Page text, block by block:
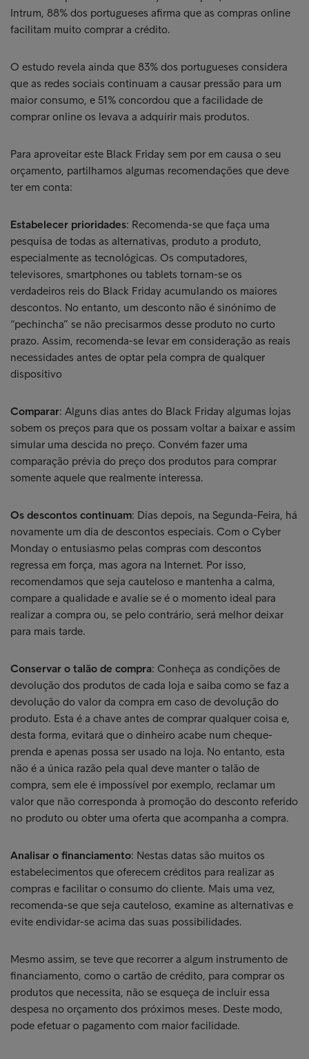
Intrum, 88% dos portugueses afirma que as compras online
facilitam muito comprar a crédito.
O estudo revela ainda que 83% dos portugueses considera
que as redes sociais continuam a causar pressão para um
maior consumo, e 51% concordou que a facilidade de
comprar online os levava a adquirir mais produtos.
Para aproveitar este Black Friday sem por em causa o seu
orçamento, partilhamos algumas recomendações que deve
ter em conta:
Estabelecer prioridades: Recomenda-se que faça uma
pesquisa de todas as alternativas, produto a produto,
especialmente as tecnológicas. Os computadores,
televisores, smartphones ou tablets tornam-se os
verdadeiros reis do Black Friday acumulando os maiores
descontos. No entanto, um desconto não é sinónimo de
“pechincha” se não precisarmos desse produto no curto
prazo. Assim, recomenda-se levar em consideração as reais
necessidades antes de optar pela compra de qualquer
dispositivo
Comparar: Alguns dias antes do Black Friday algumas lojas
sobem os preços para que os possam voltar a baixar e assim
simular uma descida no preço. Convém fazer uma
comparação prévia do preço dos produtos para comprar
somente aquele que realmente interessa.
Os descontos continuam: Dias depois, na Segunda-Feira, há
novamente um dia de descontos especiais. Com o Cyber
Monday o entusiasmo pelas compras com descontos
regressa em força, mas agora na Internet. Por isso,
recomendamos que seja cauteloso e mantenha a calma,
compare a qualidade e avalie se é o momento ideal para
realizar a compra ou, se pelo contrário, será melhor deixar
para mais tarde.
Conservar o talão de compra: Conheça as condições de
devolução dos produtos de cada loja e saiba como se faz a
devolução do valor da compra em caso de devolução do
produto. Esta é a chave antes de comprar qualquer coisa e,
desta forma, evitará que o dinheiro acabe num cheque-
prenda e apenas possa ser usado na loja. No entanto, esta
não é a única razão pela qual deve manter o talão de
compra, sem ele é impossível por exemplo, reclamar um
valor que não corresponda à promoção do desconto referido
no produto ou obter uma oferta que acompanha a compra.
Analisar o financiamento: Nestas datas são muitos os
estabelecimentos que oferecem créditos para realizar as
compras e facilitar o consumo do cliente. Mais uma vez,
recomenda-se que seja cauteloso, examine as alternativas e
evite endividar-se acima das suas possibilidades.
Mesmo assim, se teve que recorrer a algum instrumento de
financiamento, como o cartão de crédito, para comprar os
produtos que necessita, não se esqueça de incluir essa
despesa no orçamento dos próximos meses. Deste modo,
pode efetuar o pagamento com maior facilidade.